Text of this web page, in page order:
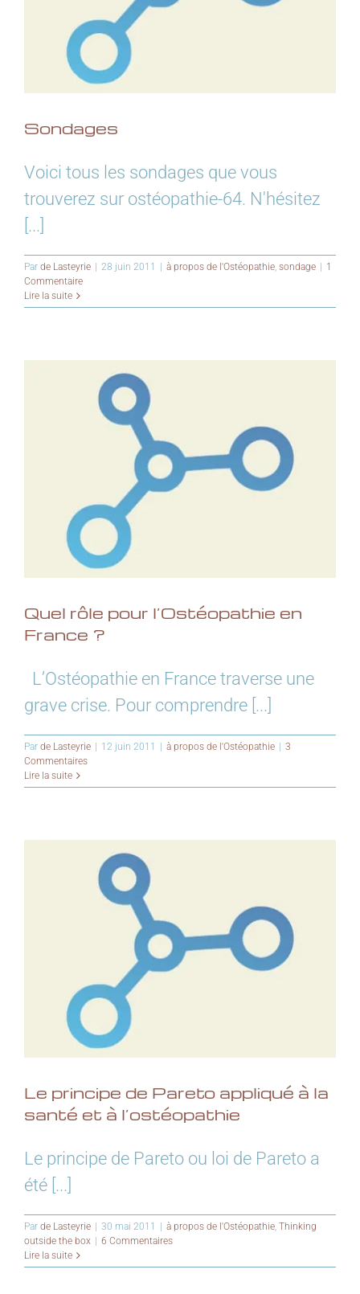
Sondages
Voici tous les sondages que vous
trouverez sur ostéopathie-64. N'hésitez
[...]
Par de Lasteyrie 28 juin 2011 à propos de l'Ostéopathie, sondage
1
Commentaire
Lire la suite
Quel rôle pour l’Ostéopathie en
France ?
L’Ostéopathie en France traverse une
grave crise. Pour comprendre [...]
Par de Lasteyrie | 12 juin 2011 | à propos de l'Ostéopathie | 3
Commentaires
Lire la suite
Le principe de Pareto appliqué à la
santé et à l’ostéopathie
Le principe de Pareto ou loi de Pareto a
été [...]
Par de Lasteyrie | 30 mai 2011 | à propos de l'Ostéopathie Thinking
outside the box | 6 Commentaires
Lire la suite